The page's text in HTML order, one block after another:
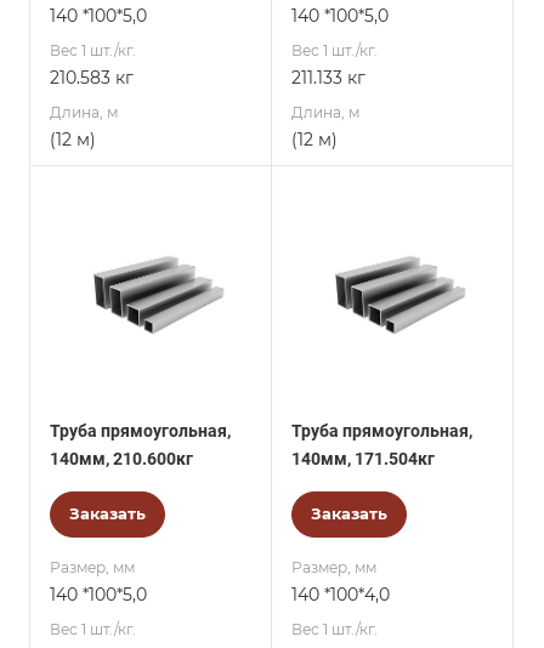
140 *100*5,0
Вес 1 шт./кг.
210.583 кг
Длина, м
(12 м)
140 *100*5,0
Вес 1 шт./кг.
211.133 кг
Длина, м
(12 м)
Труба прямоугольная,
140мм, 210.600кг
Заказать
Размер, мм
140 *100*5,0
Вес 1 шт./кг.
Труба прямоугольная,
140мм, 171.504кг
Заказать
Размер, мм
140 *100*4,0
Вес 1 шт./кг.